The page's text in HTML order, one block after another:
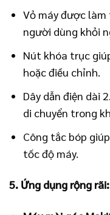
Vỏ máy được
người dùng khỏi
Nút khóa trục
hoặc điều chỉnh.
Dây dẫn điện dài
di chuyển trong
Công tắc bóp
tốc độ máy.
5. Ứng dụng rộng rãi: